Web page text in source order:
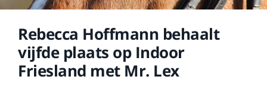
Rebecca Hoffmann behaalt
vijfde plaats op Indoor
Friesland met Mr. Lex